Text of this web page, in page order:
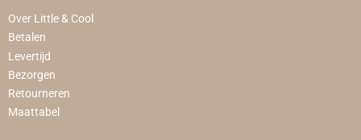
Over Little & Cool
Betalen
Levertijd
Bezorgen
Retourneren
Maattabel